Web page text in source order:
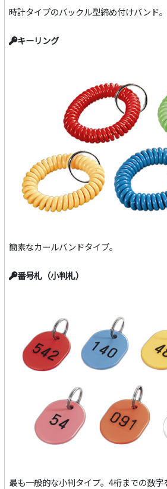
時計タイプのバックル型締め付けバンド。
キーリング
簡素なカールバンドタイプ。
番号札（小判札）
最も一般的な小判タイプ。4桁までの数字